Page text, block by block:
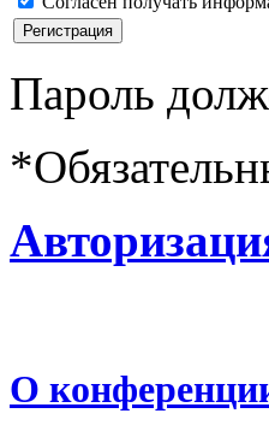
Пароль
*
О